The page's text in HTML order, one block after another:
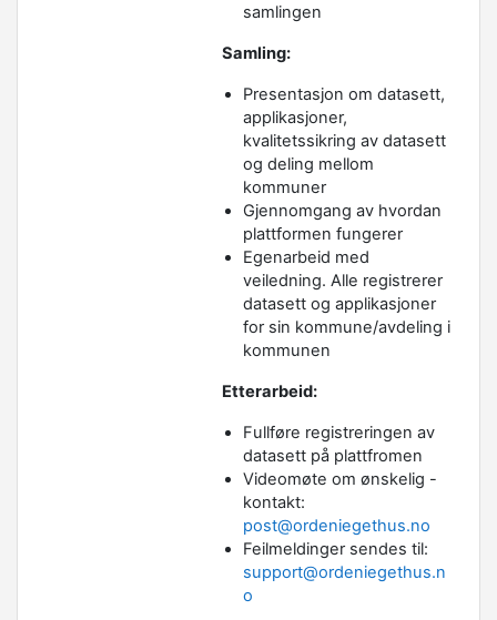
samlingen
Samling:
Presentasjon om datasett,
applikasjoner,
kvalitetssikring av datasett
og deling mellom
kommuner
Gjennomgang av hvordan
plattformen fungerer
Egenarbeid med
veiledning. Alle registrerer
datasett og applikasjoner
for sin kommune/avdeling i
kommunen
Etterarbeid:
Fullføre registreringen av
datasett på plattfromen
Videomøte om ønskelig -
kontakt:
post@ordeniegethus.no
Feilmeldinger sendes til:
support@ordeniegethus.n
o